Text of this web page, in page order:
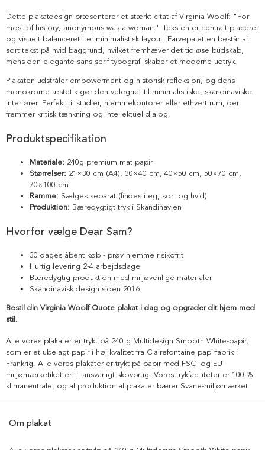
Dette plakatdesign præsenterer et stærkt citat af Virginia Woolf: "For
most of history, anonymous was a woman." Teksten er centralt placeret
og visuelt balanceret i et minimalistisk layout. Farvepaletten består af
sort tekst på hvid baggrund, hvilket fremhæver det tidløse budskab,
mens den elegante sans-serif typografi skaber et moderne udtryk.
Plakaten udstråler empowerment og historisk refleksion, og dens
monokrome æstetik gør den velegnet til minimalistiske, skandinaviske
interiører. Perfekt til studier, hjemmekontorer eller ethvert rum, der
fremmer kritisk tænkning og intellektuel dialog.
Produktspecifikation
Materiale: 240g premium mat papir
Størrelser: 21×30 cm (A4), 30×40 cm, 40×50 cm, 50×70 cm,
70×100 cm
Ramme: Sælges separat (findes i eg, sort og hvid)
Produktion: Bæredygtigt tryk i Skandinavien
Hvorfor vælge Dear Sam?
30 dages åbent køb - prøv hjemme risikofrit
Hurtig levering 2-4 arbejdsdage
Bæredygtig produktion med miljøvenlige materialer
Skandinavisk design siden 2016
Bestil din Virginia Woolf Quote plakat i dag og opgrader dit hjem med
stil.
Alle vores plakater er trykt på 240 g Multidesign Smooth White-papir,
som er et ubelagt papir i høj kvalitet fra Clairefontaine papirfabrik i
Frankrig. Alle vores plakater er trykt på papir med FSC- og EU-
miljømærketiketter til ansvarligt skovbrug. Vores trykfaciliteter er 100 %
klimaneutrale, og al produktion af plakater bærer Svane-miljømærket.
Om plakat